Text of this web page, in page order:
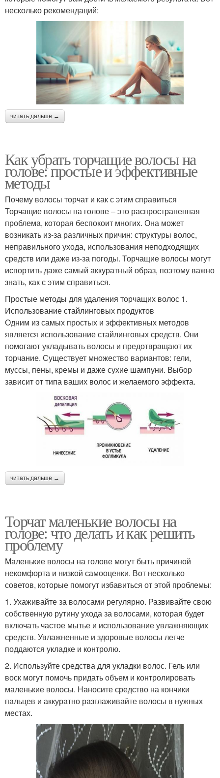
несколько рекомендаций:
читать дальше →
Как убрать торчащие волосы на
голове: простые и эффективные
методы
Почему волосы торчат и как с этим справиться
Торчащие волосы на голове – это распространенная
проблема, которая беспокоит многих. Она может
возникать из-за различных причин: структуры волос,
неправильного ухода, использования неподходящих
средств или даже из-за погоды. Торчащие волосы могут
испортить даже самый аккуратный образ, поэтому важно
знать, как с этим справиться.
Простые методы для удаления торчащих волос 1.
Использование стайлинговых продуктов
Одним из самых простых и эффективных методов
является использование стайлинговых средств. Они
помогают укладывать волосы и предотвращают их
торчание. Существует множество вариантов: гели,
муссы, пены, кремы и даже сухие шампуни. Выбор
зависит от типа ваших волос и желаемого эффекта.
читать дальше →
Торчат маленькие волосы на
голове: что делать и как решить
проблему
Маленькие волосы на голове могут быть причиной
некомфорта и низкой самооценки. Вот несколько
советов, которые помогут избавиться от этой проблемы:
1. Ухаживайте за волосами регулярно. Развивайте свою
собственную рутину ухода за волосами, которая будет
включать частое мытье и использование увлажняющих
средств. Увлажненные и здоровые волосы легче
поддаются укладке и контролю.
2. Используйте средства для укладки волос. Гель или
воск могут помочь придать объем и контролировать
маленькие волосы. Наносите средство на кончики
пальцев и аккуратно разглаживайте волосы в нужных
местах.